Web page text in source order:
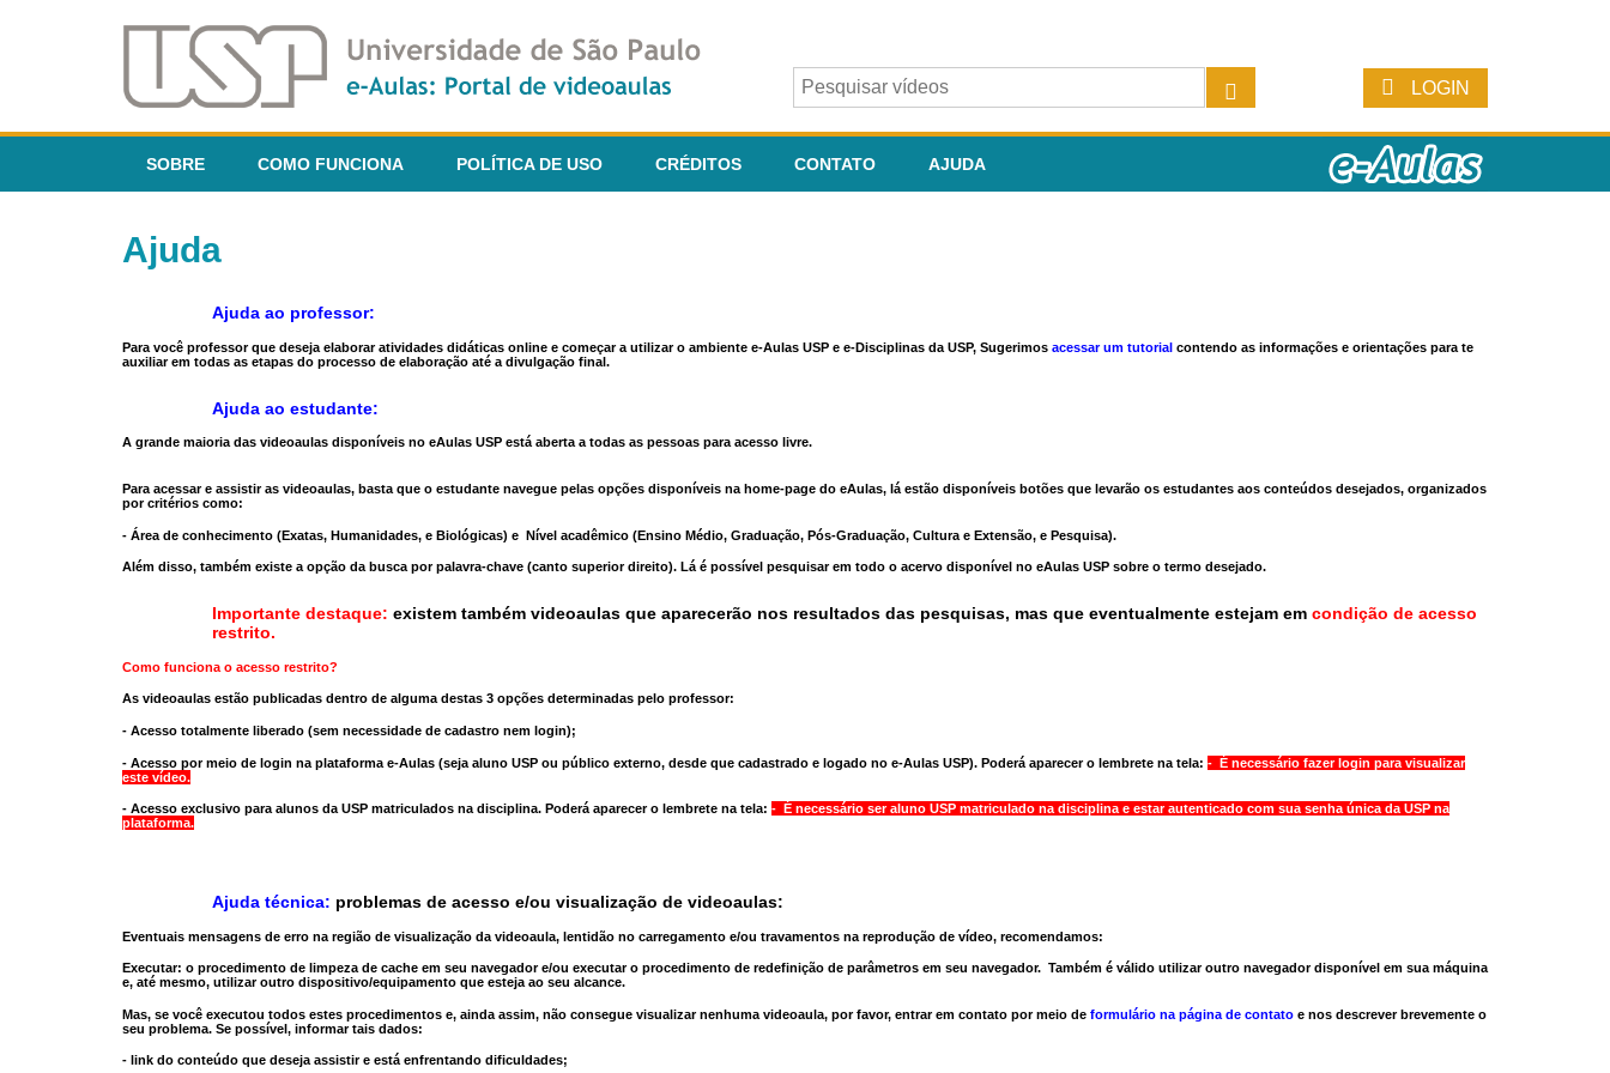
LOGIN
SOBRE COMO FUNCIONA POLÍTICA DE USO CRÉDITOS CONTATO AJUDA
Ajuda
Ajuda ao professor:
Para você professor que deseja elaborar atividades didáticas online e começar a utilizar o ambiente e-Aulas USP e e-Disciplinas da USP, Sugerimos acessar um tutorial contendo as informações e orientações para te
auxiliar em todas as etapas do processo de elaboração até a divulgação final.
Ajuda ao estudante:
A grande maioria das videoaulas disponíveis no eAulas USP está aberta a todas as pessoas para acesso livre.
Para acessar e assistir as videoaulas, basta que o estudante navegue pelas opções disponíveis na home-page do eAulas, lá estão disponíveis botões que levarão os estudantes aos conteúdos desejados, organizados
por critérios como:
- Área de conhecimento (Exatas, Humanidades, e Biológicas) e Nível acadêmico (Ensino Médio, Graduação, Pós-Graduação, Cultura e Extensão, e Pesquisa).
Além disso, também existe a opção da busca por palavra-chave (canto superior direito). Lá é possível pesquisar em todo o acervo disponível no eAulas USP sobre o termo desejado.
Importante destaque: existem também videoaulas que aparecerão nos resultados das pesquisas, mas que eventualmente estejam em condição de acesso
restrito.
Como funciona o acesso restrito?
As videoaulas estão publicadas dentro de alguma destas 3 opções determinadas pelo professor:
- Acesso totalmente liberado (sem necessidade de cadastro nem login);
- Acesso por meio de login na plataforma e-Aulas (seja aluno USP ou público externo, desde que cadastrado e logado no e-Aulas USP). Poderá aparecer o lembrete na tela: - É necessário fazer login para visualizar
este vídeo.
- Acesso exclusivo para alunos da USP matriculados na disciplina. Poderá aparecer o lembrete na tela: - É necessário ser aluno USP matriculado na disciplina e estar autenticado com sua senha única da USP na
plataforma.
Ajuda técnica: problemas de acesso e/ou visualização de videoaulas:
Eventuais mensagens de erro na região de visualização da videoaula, lentidão no carregamento e/ou travamentos na reprodução de vídeo, recomendamos:
Executar: o procedimento de limpeza de cache em seu navegador e/ou executar o procedimento de redefinição de parâmetros em seu navegador. Também é válido utilizar outro navegadordisponível em sua máquina
e, até mesmo, utilizar outro dispositivo/equipamento que esteja ao seu alcance.
Mas, se você executou todos estes procedimentos e, ainda assim, não consegue visualizar nenhuma videoaula, por favor, entrar em contato por meio de formulário na página de contato e nos descrever brevemente o
seu problema. Se possível, informar tais dados:
- link do conteúdo que deseja assistir e está enfrentando dificuldades;